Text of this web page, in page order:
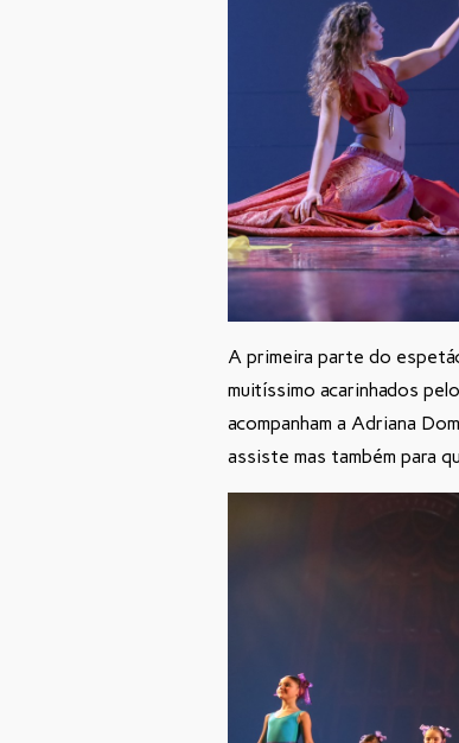
A primeira parte do
muitíssimo acarinhados
acompanham a Adriana
assiste mas também para